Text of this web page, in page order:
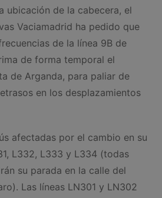
ubicación de la cabecera, el
Vaciamadrid ha pedido que
de la línea 9B de
de forma temporal el
de Arganda, para paliar de
en los desplazamientos
afectadas por el cambio en su
L332, L333 y L334 (todas
su parada en la calle del
Las líneas LN301 y LN302